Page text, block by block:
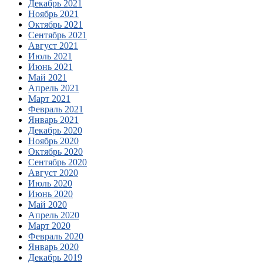
Декабрь 2021
Ноябрь 2021
Октябрь 2021
Сентябрь 2021
Август 2021
Июль 2021
Июнь 2021
Май 2021
Апрель 2021
Март 2021
Февраль 2021
Январь 2021
Декабрь 2020
Ноябрь 2020
Октябрь 2020
Сентябрь 2020
Август 2020
Июль 2020
Июнь 2020
Май 2020
Апрель 2020
Март 2020
Февраль 2020
Январь 2020
Декабрь 2019